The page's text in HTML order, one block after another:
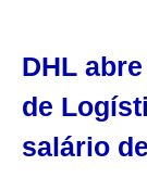
DHL
de
salário